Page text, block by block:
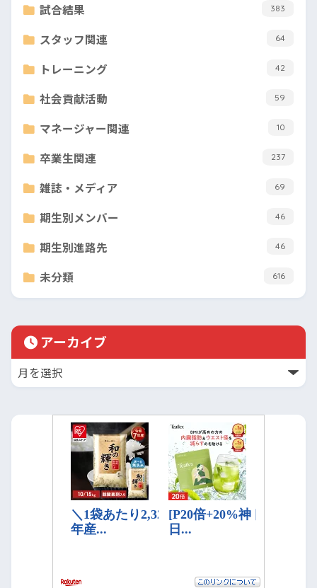
試合結果 383
スタッフ関連 64
トレーニング 42
社会貢献活動 59
マネージャー関連 10
卒業生関連 237
雑誌・メディア 69
期生別メンバー 46
期生別進路先 46
未分類 616
アーカイブ